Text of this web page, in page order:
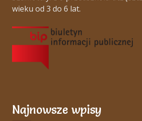
wieku od 3 do 6 lat.
Najnowsze wpisy